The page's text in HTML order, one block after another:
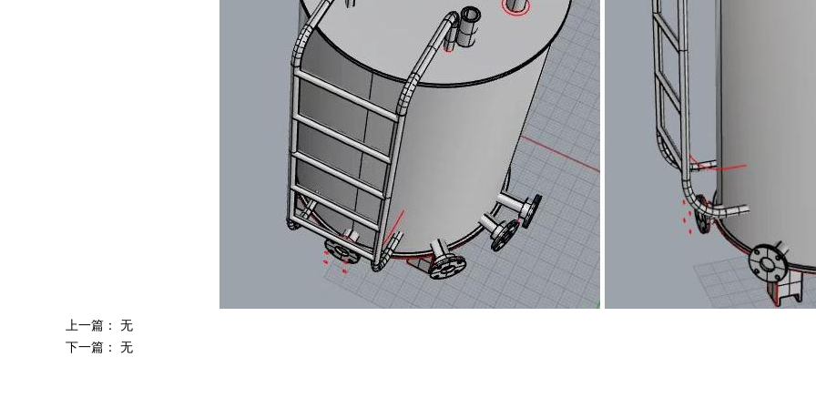
上一篇： 无
下一篇： 无